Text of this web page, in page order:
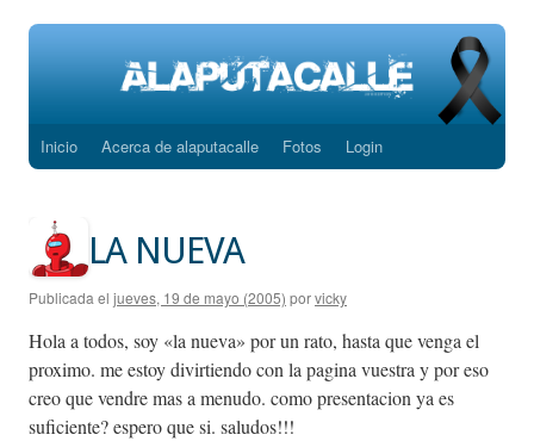
Saltar
contenido
Inicio Acerca de alaputacalle Fotos Login
LA NUEVA
Publicada el jueves, 19 de mayo (2005) porvicky
Hola a todos, soy «la nueva» por un rato, hasta que venga el
proximo. me estoy divirtiendo con la pagina vuestra y por eso
creo que vendre mas a menudo. como presentacion ya es
suficiente? espero que si. saludos!!!